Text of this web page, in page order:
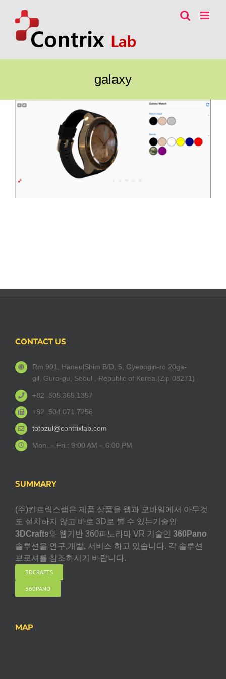
galaxy
CONTACT US
Rm 901, HaneulShim B/D, 5, Gyeongin-ro 20ga-
gil, Guro-gu, Seoul , Republic of Korea.(Zip 08271)
+82 .505.365.1357
+82 .504.071.7256
totozul@contrixlab.com
Mon. – Fri.: 9:00 AM – 6:00 PM
SUMMARY
(주)컨트릭스랩은 제품 상품을 웹과 모바일에서 아무것
도 설치하지 않고 바로 3D로 볼 수 있는기술인
3DCrafts와 웹기반 360파노라마 VR 기술인 360Pano
솔루션을 연구,개발, 서비스 하고 있습니다. 각 솔루션
브로셔를 참조하시기 바랍니다.
3DCRAFTS
360PANO
MAP